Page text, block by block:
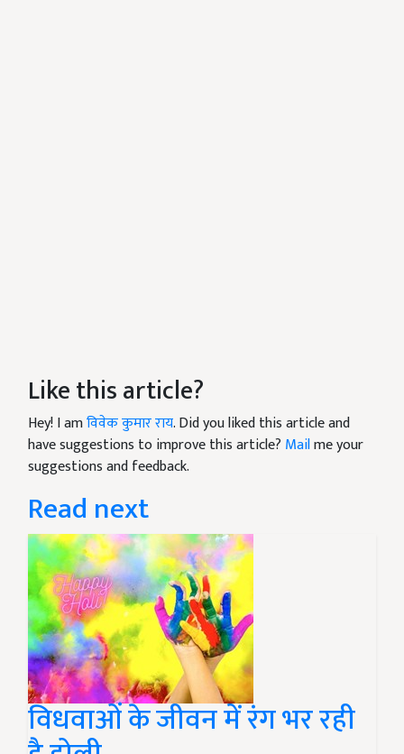
Like this article?
Hey! I amविवेक कुमार राय. Did you liked this article and
have suggestions to improve this article? Mailme your
suggestions and feedback.
Read next
विधवाओं के जीवन में रंग भर रही